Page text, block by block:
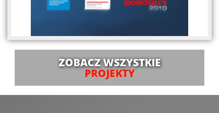
ZOBACZ WSZYSTKIE
PROJEKTY